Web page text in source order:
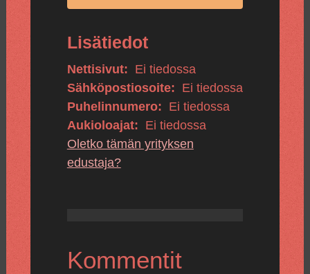
Lisätiedot
Nettisivut: Ei tiedossa
Sähköpostiosoite: Ei tiedossa
Puhelinnumero: Ei tiedossa
Aukioloajat: Ei tiedossa
Oletko tämän yrityksen
edustaja?
Kommentit